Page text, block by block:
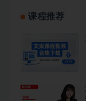
课程推荐